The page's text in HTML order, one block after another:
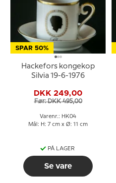
SPAR 50%
Hackefors kongekop
Silvia 19-6-1976
DKK 249,00
Før: DKK 495,00
Varenr.: HK04
Mål: H: 7 cm x Ø: 11 cm
PÅ LAGER
Se vare